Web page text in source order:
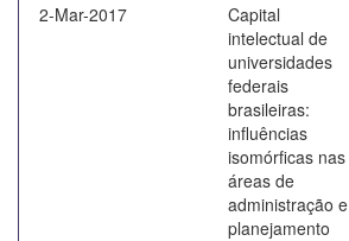
2-Mar-2017
Capital
intelectual de
universidades
federais
brasileiras:
influências
isomórficas nas
áreas de
administração e
planejamento